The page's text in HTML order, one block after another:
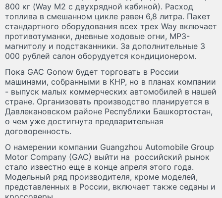
800 кг (Way M2 с двухрядной кабиной). Расход
топлива в смешанном цикле равен 6,8 литра. Пакет
стандартного оборудования всех трех Way включает
противотуманки, дневные ходовые огни, MP3-
магнитолу и подстаканники. За дополнительные 3
000 рублей салон оборудуется кондиционером.
Пока GAC Gonow будет торговать в России
машинами, собранными в КНР, но в планах компании
- выпуск малых коммерческих автомобилей в нашей
стране. Организовать производство планируется в
Давлекановском районе Республики Башкортостан,
о чем уже достигнута предварительная
договоренность.
О намерении компании Guangzhou Automobile Group
Motor Company (GAC) выйти на российский рынок
стало известно еще в конце апреля этого года.
Модельный ряд производителя, кроме моделей,
представленных в России, включает также седаны и